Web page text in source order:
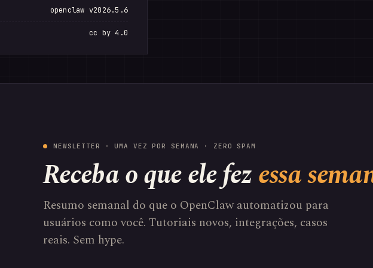
openclaw v2026.5.6
cc by 4.0
NEWSLETTER · UMA VEZ POR SEMANA · ZERO SPAM
Receba o que ele fezessa
Resumo semanal do que o OpenClaw automatizou para
usuários como você. Tutoriais novos, integrações, casos
reais. Sem hype.